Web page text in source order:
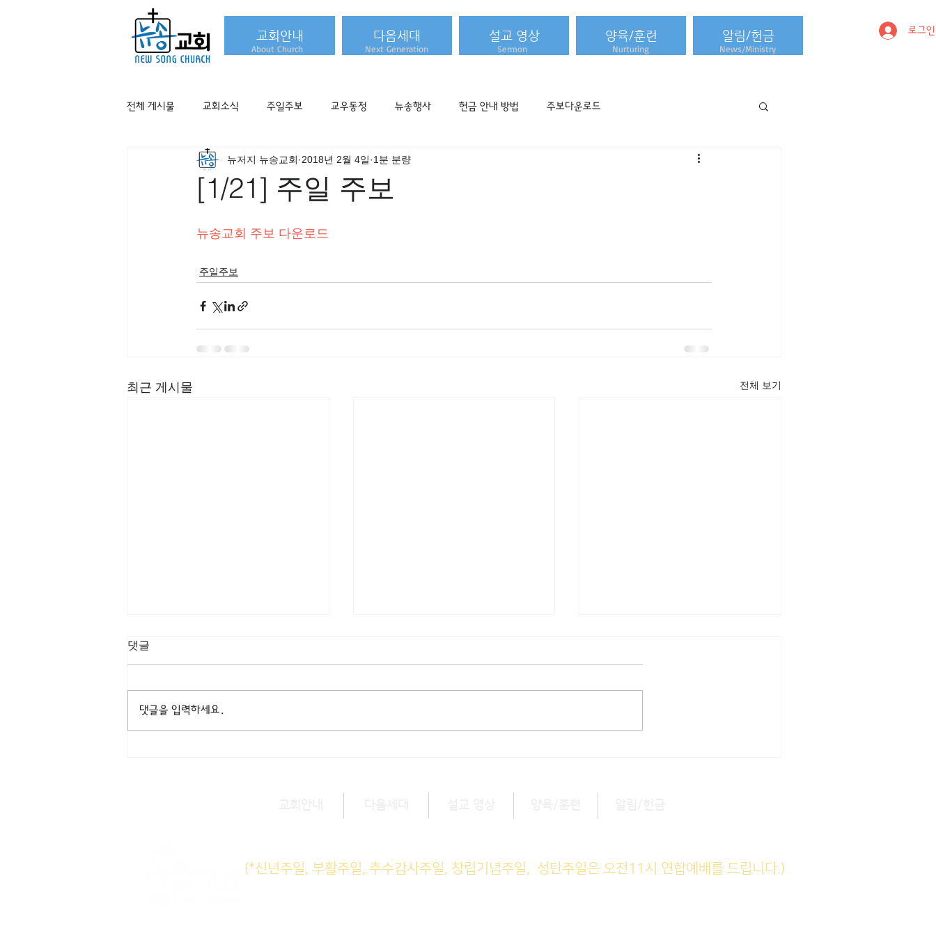
교회안내 다음세대 설교 영상 양육/훈련 알림/헌금
About Church Sermon Nurturing News/Ministry
Next Generation
로그인
전체 게시물 교회소식 주일주보 교우동정 뉴송행사 헌금 안내 방법 주보다운로드
[1/21] 주일 주보
뉴저지 뉴송교회 2018년 2월 4일 1분 분량
뉴송교회 주보 다운로드
주일주보
최근 게시물 전체 보기
[3/8] 주일주보
댓글
댓글을 입력하세요.
(*신년주일, 부활주일, 추수감사주일, 창립기념주일, 성탄주일은 오전11시 연합예배를 드립니다.)